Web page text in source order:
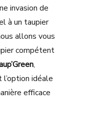
invasion de
à un taupier
allons vous
compétent
,
idéale
efficace